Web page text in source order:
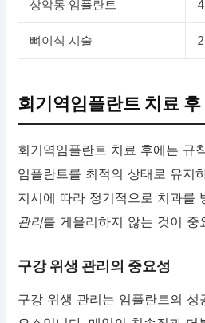
상악동 임플란트
뼈이식 시술
회기역임플란트 치료 후
회기역임플란트 치료 후에는 규
임플란트를 최적의 상태로 유지
지시에 따라 정기적으로 치과를
관리를 게을리하지 않는 것이 중
구강 위생 관리의 중요성
구강 위생 관리는 임플란트의